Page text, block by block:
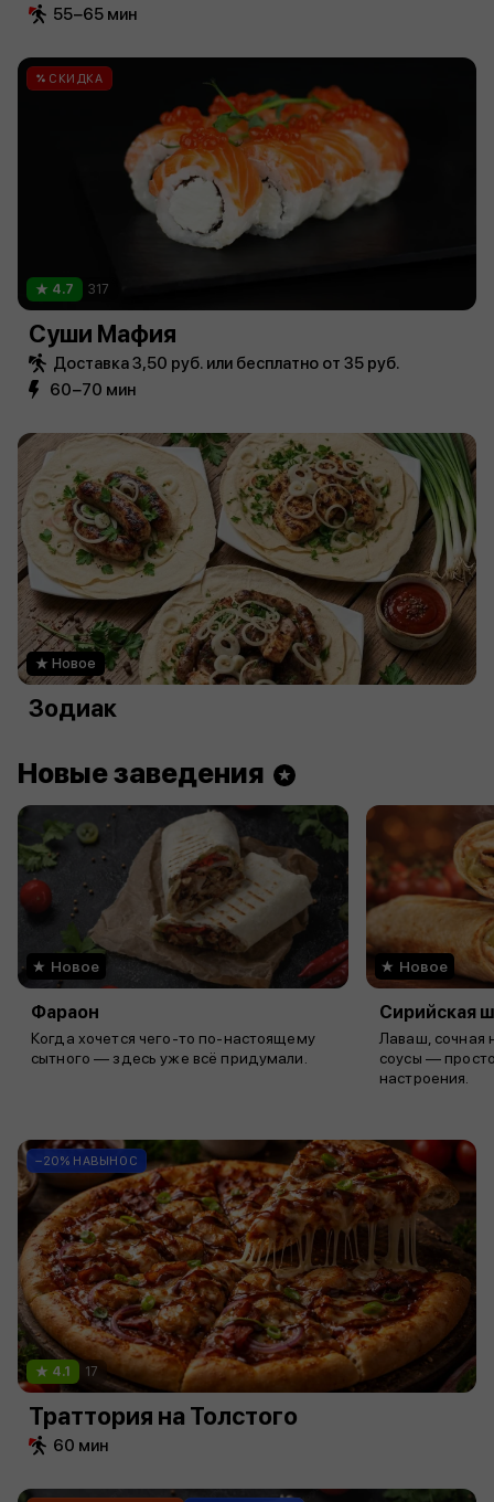
55−65 мин
СКИДКА
4.7 317
Суши Мафия
Доставка 3,50 руб. или бесплатно от 35 руб.
60−70 мин
Новое
Зодиак
Новые заведения
Новое
Фараон
Когда хочется чего-то по-настоящему
сытного — здесь уже всё придумали.
Новое
Сирийская
Лаваш, сочная
соусы —
настроения.
−20% НАВЫНОС
4.1 17
Траттория на Толстого
60 мин